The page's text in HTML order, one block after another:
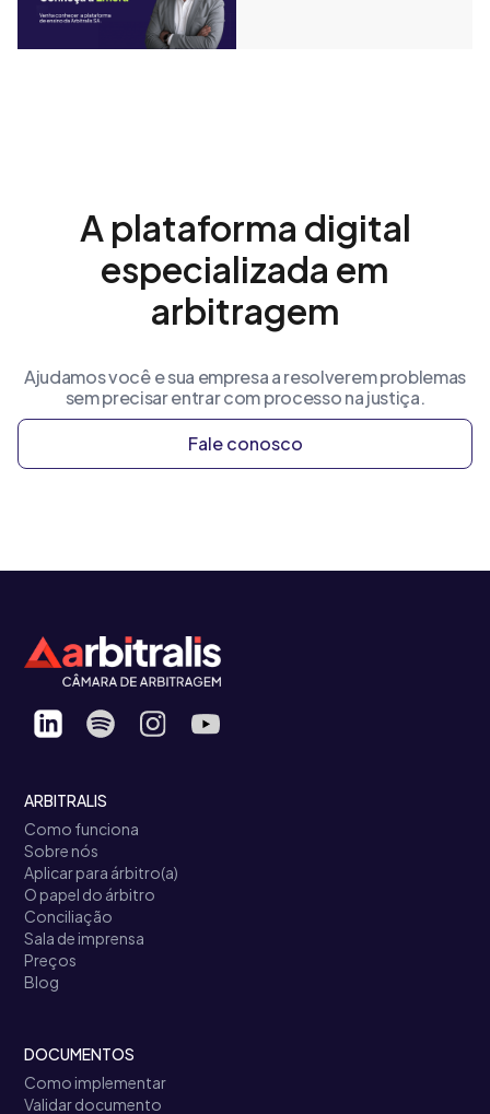
A plataforma digital
especializada em
arbitragem
Ajudamos você e sua empresa a resolverem problemas
sem precisar entrar com processo na justiça.
Fale conosco
ARBITRALIS
Como funciona
Sobre nós
Aplicar para árbitro(a)
O papel do árbitro
Conciliação
Sala de imprensa
Preços
Blog
DOCUMENTOS
Como implementar
Validar documento